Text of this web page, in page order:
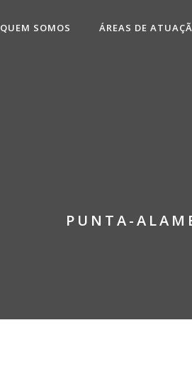
QUEM SOMOS ÁREAS DE
PUNTA-